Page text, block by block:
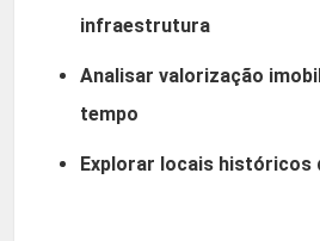
infraestrutura
Analisar valorização
tempo
Explorar locais históricos